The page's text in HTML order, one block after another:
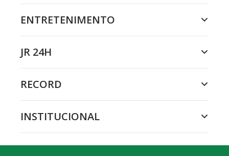
ENTRETENIMENTO
JR 24H
RECORD
INSTITUCIONAL